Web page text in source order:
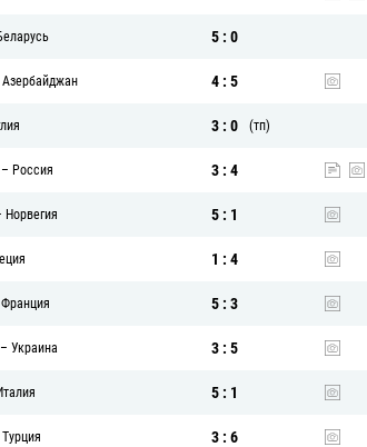
5 : 0
Азербайджан 4 : 5
3 : 0 (тп)
– Россия 3 : 4
Норвегия 5 : 1
1 : 4
Франция 5 : 3
– Украина 3 : 5
5 : 1
Турция 3 : 6